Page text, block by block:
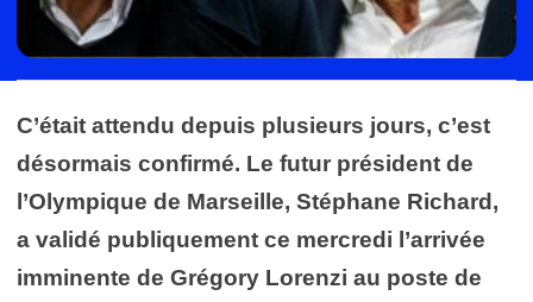
C’était attendu depuis plusieurs jours, c’est
désormais confirmé. Le futur président de
l’Olympique de Marseille, Stéphane Richard,
a validé publiquement ce mercredi l’arrivée
imminente de Grégory Lorenzi au poste de